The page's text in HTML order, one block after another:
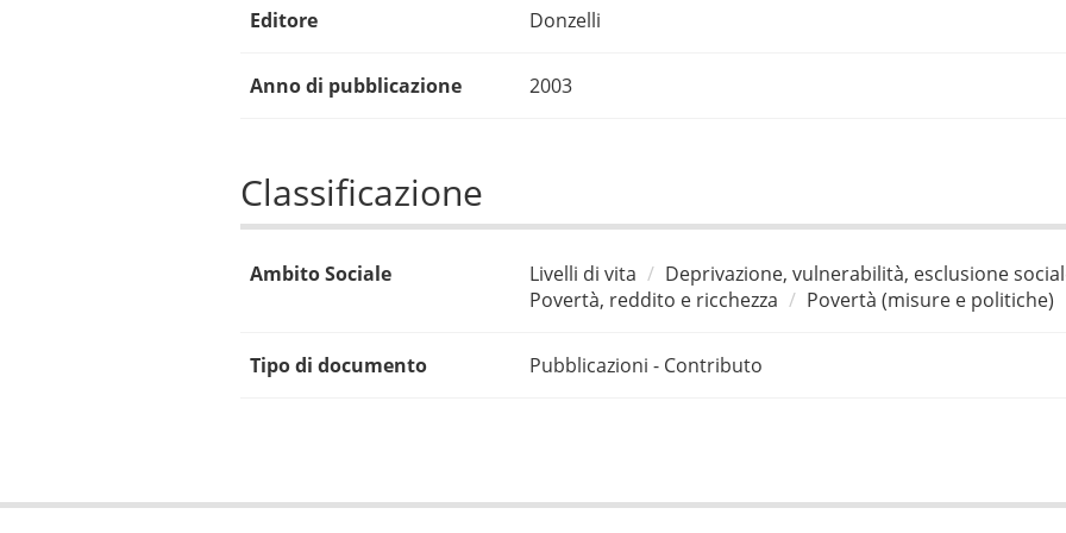
Editore Donzelli
Anno di pubblicazione 2003
Classificazione
Ambito Sociale Livelli di vita
Deprivazione, vulnerabilità, esclusione
Povertà, reddito e ricchezza
Povertà (misure e politiche)
Tipo di documento Pubblicazioni - Contributo